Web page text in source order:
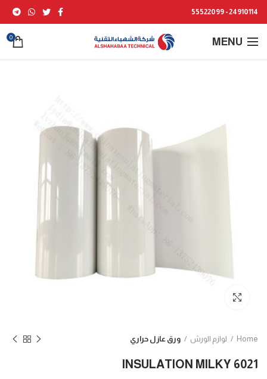
24910114 - 55522099
MENU
0
Home لوازم الورش ورق عازل حراري
INSULATION MILKY 6021